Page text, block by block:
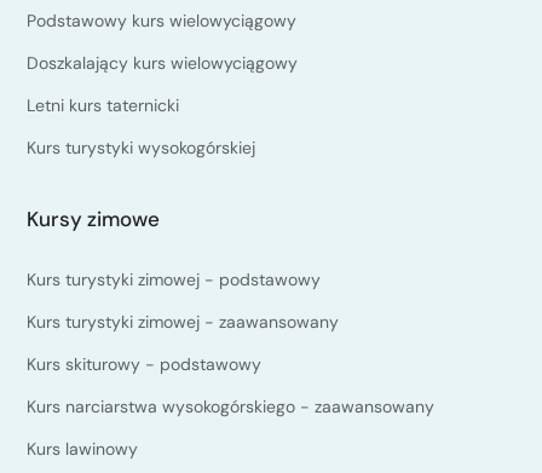
czym różni się wspinanie tradycyjne od
sportowego,
Rzeczy potrzebne na kurs:
ubranie dostosowane do aktualnej pory roku oraz
na wspinanie strój niekrępujący ruchów,
bluza wiatroszczelna oraz kurtka
plecak ok. 35 L. (zajęcia odbywają się w terenie,
cały sprzęt wspinaczkowy, prowiant i dodatkowe
ubranie powinny zmieścić się w plecaku),
Podstawowy kurs wielowyciągowy
Doszkalający kurs wielowyciągowy
Letni kurs taternicki
Kurs turystyki wysokogórskiej
Kursy zimowe
Kurs turystyki zimowej - podstawowy
Kurs turystyki zimowej - zaawansowany
Kurs skiturowy - podstawowy
Kurs narciarstwa wysokogórskiego - zaawansowany
Kurs lawinowy